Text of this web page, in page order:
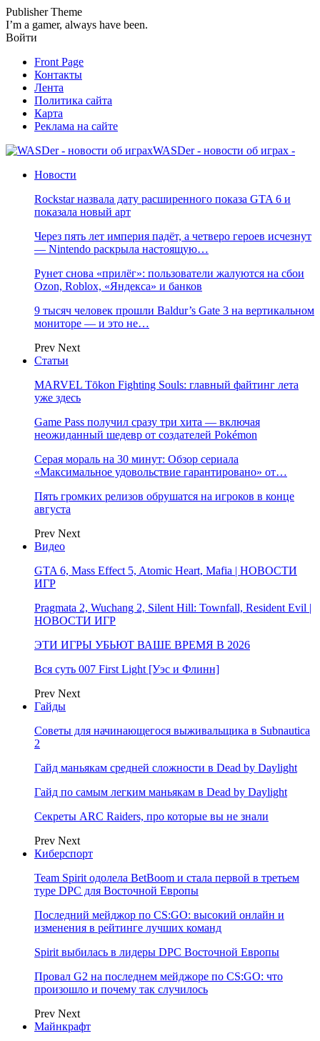
Publisher Theme
I’m a gamer, always have been.
Войти
Front Page
Контакты
Лента
Политика сайта
Карта
Реклама на сайте
WASDer - новости об играх -
Новости
Rockstar назвала дату расширенного показа GTA 6 и
показала новый арт
Через пять лет империя падёт, а четверо героев исчезнут
— Nintendo раскрыла настоящую…
Рунет снова «прилёг»: пользователи жалуются на сбои
Ozon, Roblox, «Яндекса» и банков
9 тысяч человек прошли Baldur’s Gate 3 на вертикальном
мониторе — и это не…
Prev Next
Статьи
MARVEL Tōkon Fighting Souls: главный файтинг лета
уже здесь
Game Pass получил сразу три хита — включая
неожиданный шедевр от создателей Pokémon
Серая мораль на 30 минут: Обзор сериала
«Максимальное удовольствие гарантировано» от…
Пять громких релизов обрушатся на игроков в конце
августа
Prev Next
Видео
GTA 6, Mass Effect 5, Atomic Heart, Mafia | НОВОСТИ
ИГР
Pragmata 2, Wuchang 2, Silent Hill: Townfall, Resident Evil |
НОВОСТИ ИГР
ЭТИ ИГРЫ УБЬЮТ ВАШЕ ВРЕМЯ В 2026
Вся суть 007 First Light [Уэс и Флинн]
Prev Next
Гайды
Советы для начинающегося выживальщика в Subnautica
2
Гайд маньякам средней сложности в Dead by Daylight
Гайд по самым легким маньякам в Dead by Daylight
Секреты ARC Raiders, про которые вы не знали
Prev Next
Киберспорт
Team Spirit одолела BetBoom и стала первой в третьем
туре DPC для Восточной Европы
Последний мейджор по CS:GO: высокий онлайн и
изменения в рейтинге лучших команд
Spirit выбилась в лидеры DPC Восточной Европы
Провал G2 на последнем мейджоре по CS:GO: что
произошло и почему так случилось
Prev Next
Майнкрафт